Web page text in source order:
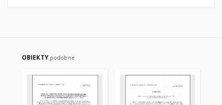
OBIEKTY podobne